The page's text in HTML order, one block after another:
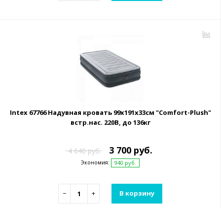
Intex 67766 Надувная кровать 99х191х33см "Comfort-Plush"
встр.нас. 220В, до 136кг
4 640 руб. 3 700 руб.
Экономия: 940 руб.
− + В корзину